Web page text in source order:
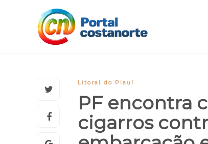
Litoral do Piauí
PF encontra
cigarros